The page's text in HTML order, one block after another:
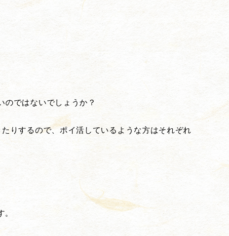
のではないでしょうか？
りするので、ポイ活しているような方はそれぞれ